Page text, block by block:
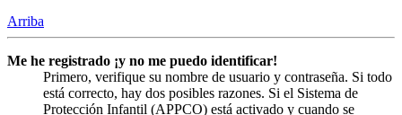
Arriba
Me he registrado ¡y no me puedo identificar!
Primero, verifique su nombre de usuario y contraseña. Si todo
está correcto, hay dos posibles razones. Si el Sistema de
Protección Infantil (APPCO) está activado y cuando se